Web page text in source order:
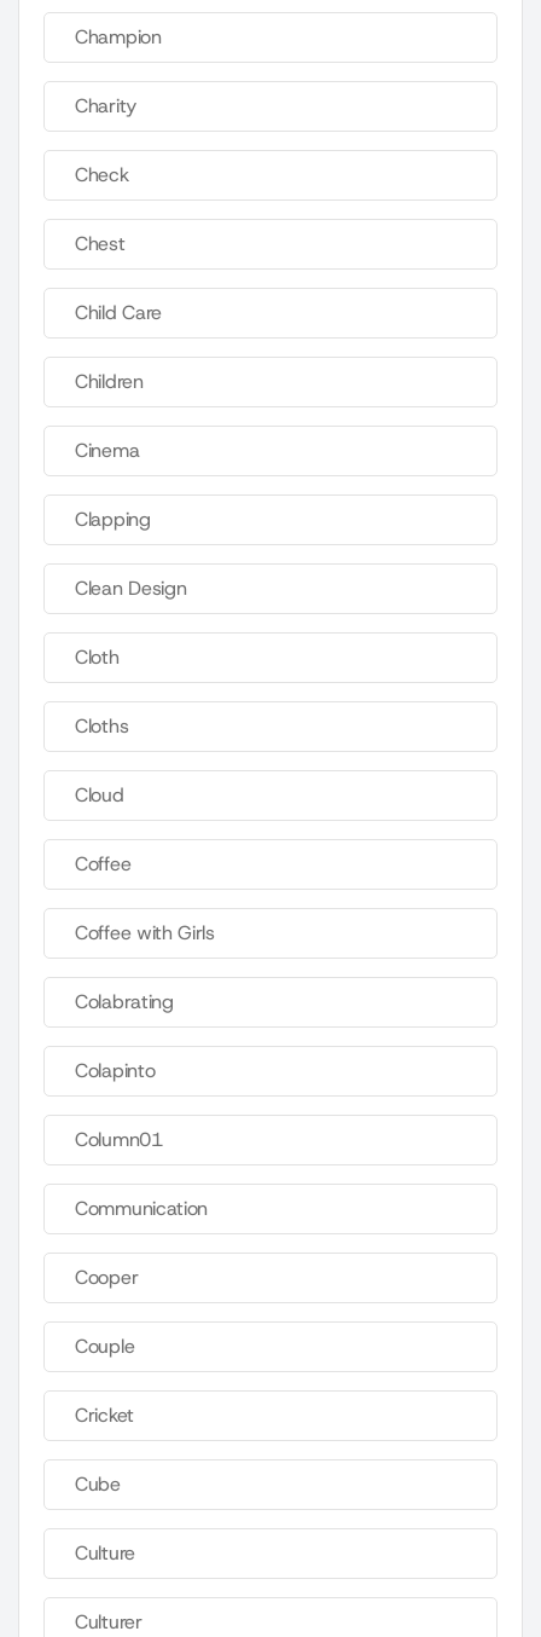
Champion
Charity
Check
Chest
Child Care
Children
Cinema
Clapping
Clean Design
Cloth
Cloths
Cloud
Coffee
Coffee with Girls
Colabrating
Colapinto
Column01
Communication
Cooper
Couple
Cricket
Cube
Culture
Culturer